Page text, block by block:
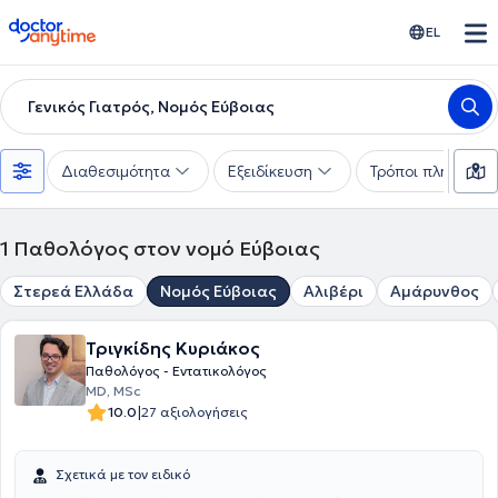
doctoranytime EL
Γενικός Γιατρός, Νομός Εύβοιας
Διαθεσιμότητα Εξειδίκευση Τρόποι πληρωμής
1 Παθολόγος στον νομό Εύβοιας
Στερεά Ελλάδα Νομός Εύβοιας Αλιβέρι Αμάρυνθος
Τριγκίδης Κυριάκος
Παθολόγος - Εντατικολόγος
MD, MSc
10.0|27 αξιολογήσεις
Σχετικά με τον ειδικό